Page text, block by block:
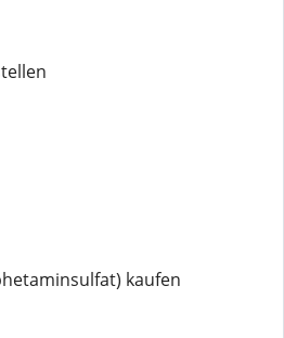
kaufen